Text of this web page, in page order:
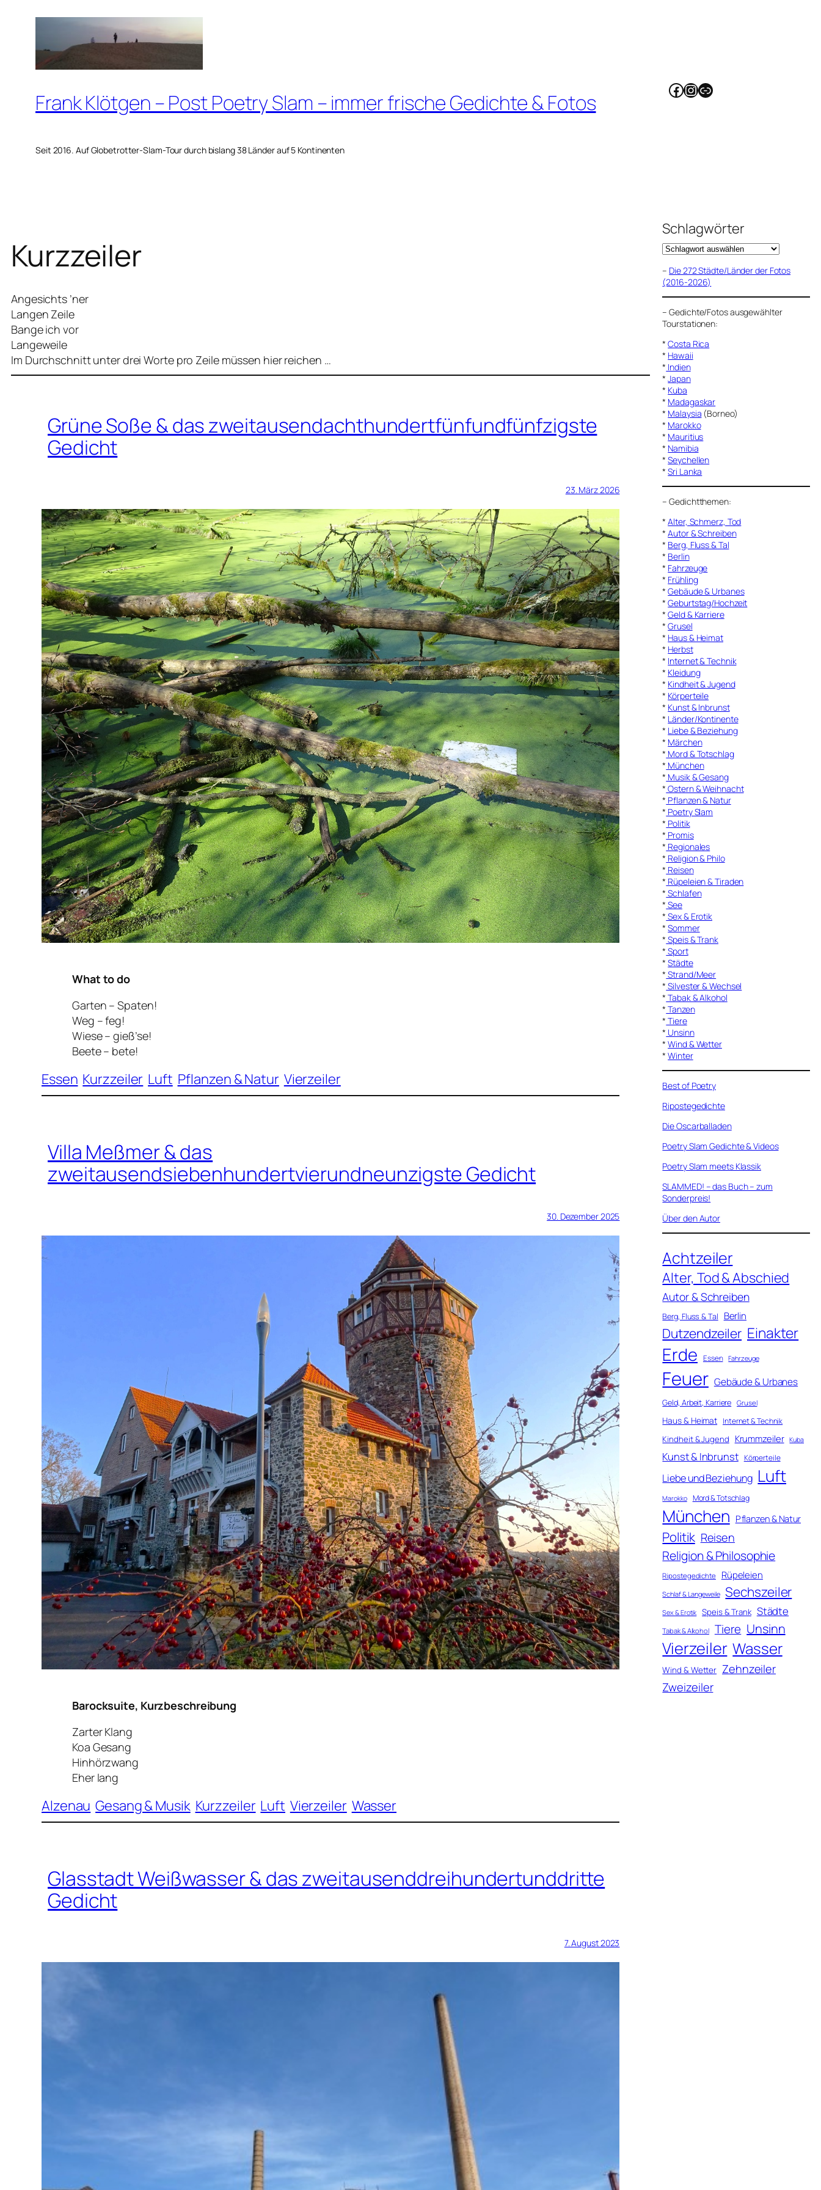
springen
Frank Klötgen – Post Poetry Slam – immer frische Gedichte & Fotos
Seit 2016. Auf Globetrotter-Slam-Tour durch bislang 38 Länder auf 5 Kontinenten
Facebook
Instagram
Link
Kurzzeiler
Angesichts ’ner
Langen Zeile
Bange ich vor
Langeweile
Im Durchschnitt unter drei Worte pro Zeile müssen hier reichen …
Grüne Soße & das zweitausendachthundertfünfundfünfzigste
Gedicht
23. März 2026
What to do
Garten – Spaten!
Weg – feg!
Wiese – gieß’se!
Beete – bete!
Essen Kurzzeiler Luft Pflanzen & Natur Vierzeiler
Villa Meßmer & das
zweitausendsiebenhundertvierundneunzigste Gedicht
30. Dezember 2025
Barocksuite, Kurzbeschreibung
Zarter Klang
Koa Gesang
Hinhörzwang
Eher lang
Alzenau Gesang & Musik Kurzzeiler Luft Vierzeiler Wasser
Glasstadt Weißwasser & das zweitausenddreihundertunddritte
Gedicht
7. August 2023
Schlagwörter
– Die 272 Städte/Länder der Fotos
(2016-2026)
–Gedichte/Fotos ausgewählter
Tourstationen:
*Costa Rica
* Hawaii
* Indien
*Japan
* Kuba
* Madagaskar
* Malaysia (Borneo)
* Marokko
* Mauritius
* Namibia
*Seychellen
*Sri Lanka
–Gedichtthemen:
*Alter, Schmerz, Tod
*Autor & Schreiben
* Berg, Fluss & Tal
* Berlin
* Fahrzeuge
* Frühling
*Gebäude & Urbanes
*Geburtstag/Hochzeit
*Geld & Karriere
*Grusel
* Haus & Heimat
* Herbst
* Internet & Technik
* Kleidung
* Kindheit & Jugend
* Körperteile
* Kunst & Inbrunst
* Länder/Kontinente
* Liebe & Beziehung
* Märchen
* Mord & Totschlag
* München
* Musik & Gesang
* Ostern & Weihnacht
* Pflanzen & Natur
* Poetry Slam
* Politik
* Promis
* Regionales
* Religion & Philo
* Reisen
* Rüpeleien & Tiraden
* Schlafen
* See
* Sex & Erotik
*Sommer
* Speis & Trank
* Sport
*Städte
* Strand/Meer
* Silvester & Wechsel
* Tabak & Alkohol
* Tanzen
* Tiere
* Unsinn
*Wind & Wetter
*Winter
Best of Poetry
Ripostegedichte
Die Oscarballaden
Poetry Slam Gedichte & Videos
Poetry Slam meets Klassik
SLAMMED! – das Buch – zum
Sonderpreis!
Über den Autor
Achtzeiler
Alter, Tod & Abschied
Autor & Schreiben
Berg, Fluss & Tal Berlin
Dutzendzeiler Einakter
Erde Essen Fahrzeuge
Feuer Gebäude & Urbanes
Geld, Arbeit, Karriere Grusel
Haus & Heimat Internet & Technik
Kindheit & Jugend Krummzeiler Kuba
Kunst & Inbrunst Körperteile
Liebe und Beziehung Luft
Marokko Mord & Totschlag
München Pflanzen & Natur
Politik Reisen
Religion & Philosophie
Ripostegedichte Rüpeleien
Schlaf & Langeweile Sechszeiler
Sex & Erotik Speis & Trank Städte
Tabak & Alkohol Tiere Unsinn
Vierzeiler Wasser
Wind & Wetter Zehnzeiler
Zweizeiler